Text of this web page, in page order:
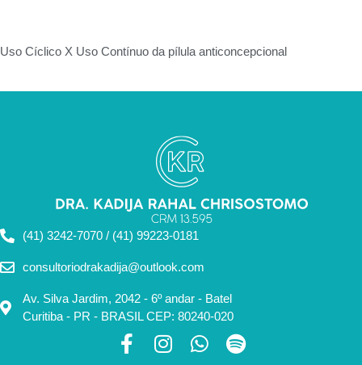
Uso Cíclico X Uso Contínuo da pílula anticoncepcional
(41) 3242-7070 / (41) 99223-0181
consultoriodrakadija@outlook.com
Av. Silva Jardim, 2042 - 6º andar - Batel
Curitiba - PR - BRASIL CEP: 80240-020